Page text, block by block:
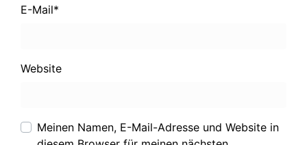
E-Mail*
Website
Meinen Namen, E-Mail-Adresse und Website in